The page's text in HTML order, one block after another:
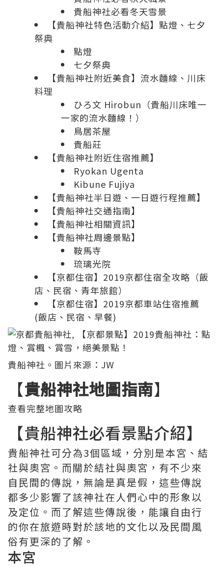
貴船神社必看冬天雪景
【貴船神社特色活動介紹】點燈、七夕
祭典
點燈
七夕祭典
【貴船神社附近美食】流水麵線、川床
料理
ひろ文 Hirobun（貴船川床唯一
一家的流水麵線！）
鳥居茶屋
貴船莊
【貴船神社附近住宿推薦】
Ryokan Ugenta
Kibune Fujiya
【貴船神社半日遊、一日遊行程推薦】
【貴船神社交通指南】
【貴船神社相關資訊】
【貴船神社周邊景點】
鞍馬寺
琉璃光院
【京都住宿】2019京都住宿全攻略（飯
店、民宿、青年旅館）
【京都住宿】2019京都車站住宿推薦
(飯店、民宿、早餐)
貴船神社。圖片來源： JW
【貴船神社地圖指南】
查看完整地圖攻略
【貴船神社必看景點介紹】
貴船神社可分為3個區域，分別是本宮、結
社與奧宮。而關於結社與奧宮，有不少來
自民間的傳說，無論是真是假，這些傳說
都多少影響了該神社在人們心中的形象以
及定位。而了解這些傳說後，能讓自由行
的你在旅遊時對於該地的文化以及民間風
俗有更深的了解。
本宮